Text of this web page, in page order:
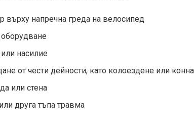
върху напречна греда на велосипед
насилие
от чести дейности, като колоездене или
или стена
друга тъпа травма